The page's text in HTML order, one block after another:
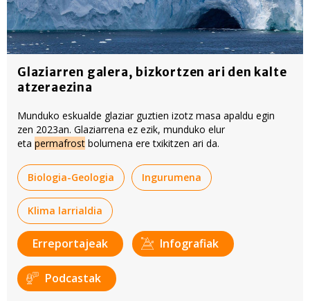
Glaziarren galera, bizkortzen ari den kalte
atzeraezina
Munduko eskualde glaziar guztien izotz masa apaldu egin
zen 2023an. Glaziarrena ez ezik, munduko elur
eta permafrost bolumena ere txikitzen ari da.
Biologia-Geologia Ingurumena
Klima larrialdia
Erreportajeak Infografiak
Podcastak